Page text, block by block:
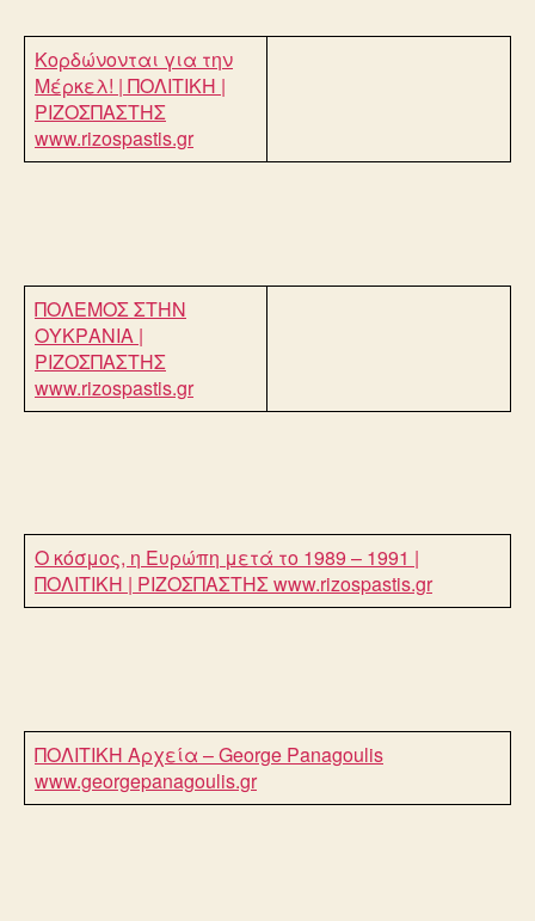
Κορδώνονται για την
Μέρκελ! | ΠΟΛΙΤΙΚΗ |
ΡΙΖΟΣΠΑΣΤΗΣ
www.rizospastis.gr
ΠΟΛΕΜΟΣ ΣΤΗΝ
ΟΥΚΡΑΝΙΑ |
ΡΙΖΟΣΠΑΣΤΗΣ
www.rizospastis.gr
Ο κόσμος, η Ευρώπη μετά το 1989 – 1991 |
ΠΟΛΙΤΙΚΗ | ΡΙΖΟΣΠΑΣΤΗΣwww.rizospastis.gr
ΠΟΛΙΤΙΚΗ Αρχεία – George Panagoulis
www.georgepanagoulis.gr